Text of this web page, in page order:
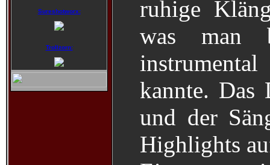
Sureshotworx:
Trollzorn:
ruhige
was man
kannte. Das
und der
Highlights